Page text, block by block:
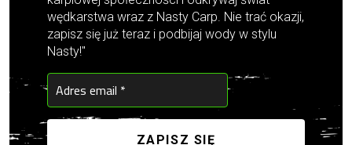
wędkarstwa wraz z Nasty Carp. Nie trać okazji,
zapisz się już teraz i podbijaj wody w stylu
Nasty!"